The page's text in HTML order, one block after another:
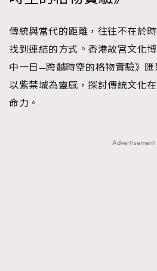
傳統與當代的距離，往往不在於
找到連結的方式。香港故宮文化
中一日—跨越時空的格物實驗》
以紫禁城為靈感，探討傳統文化
命力。
Advertisement